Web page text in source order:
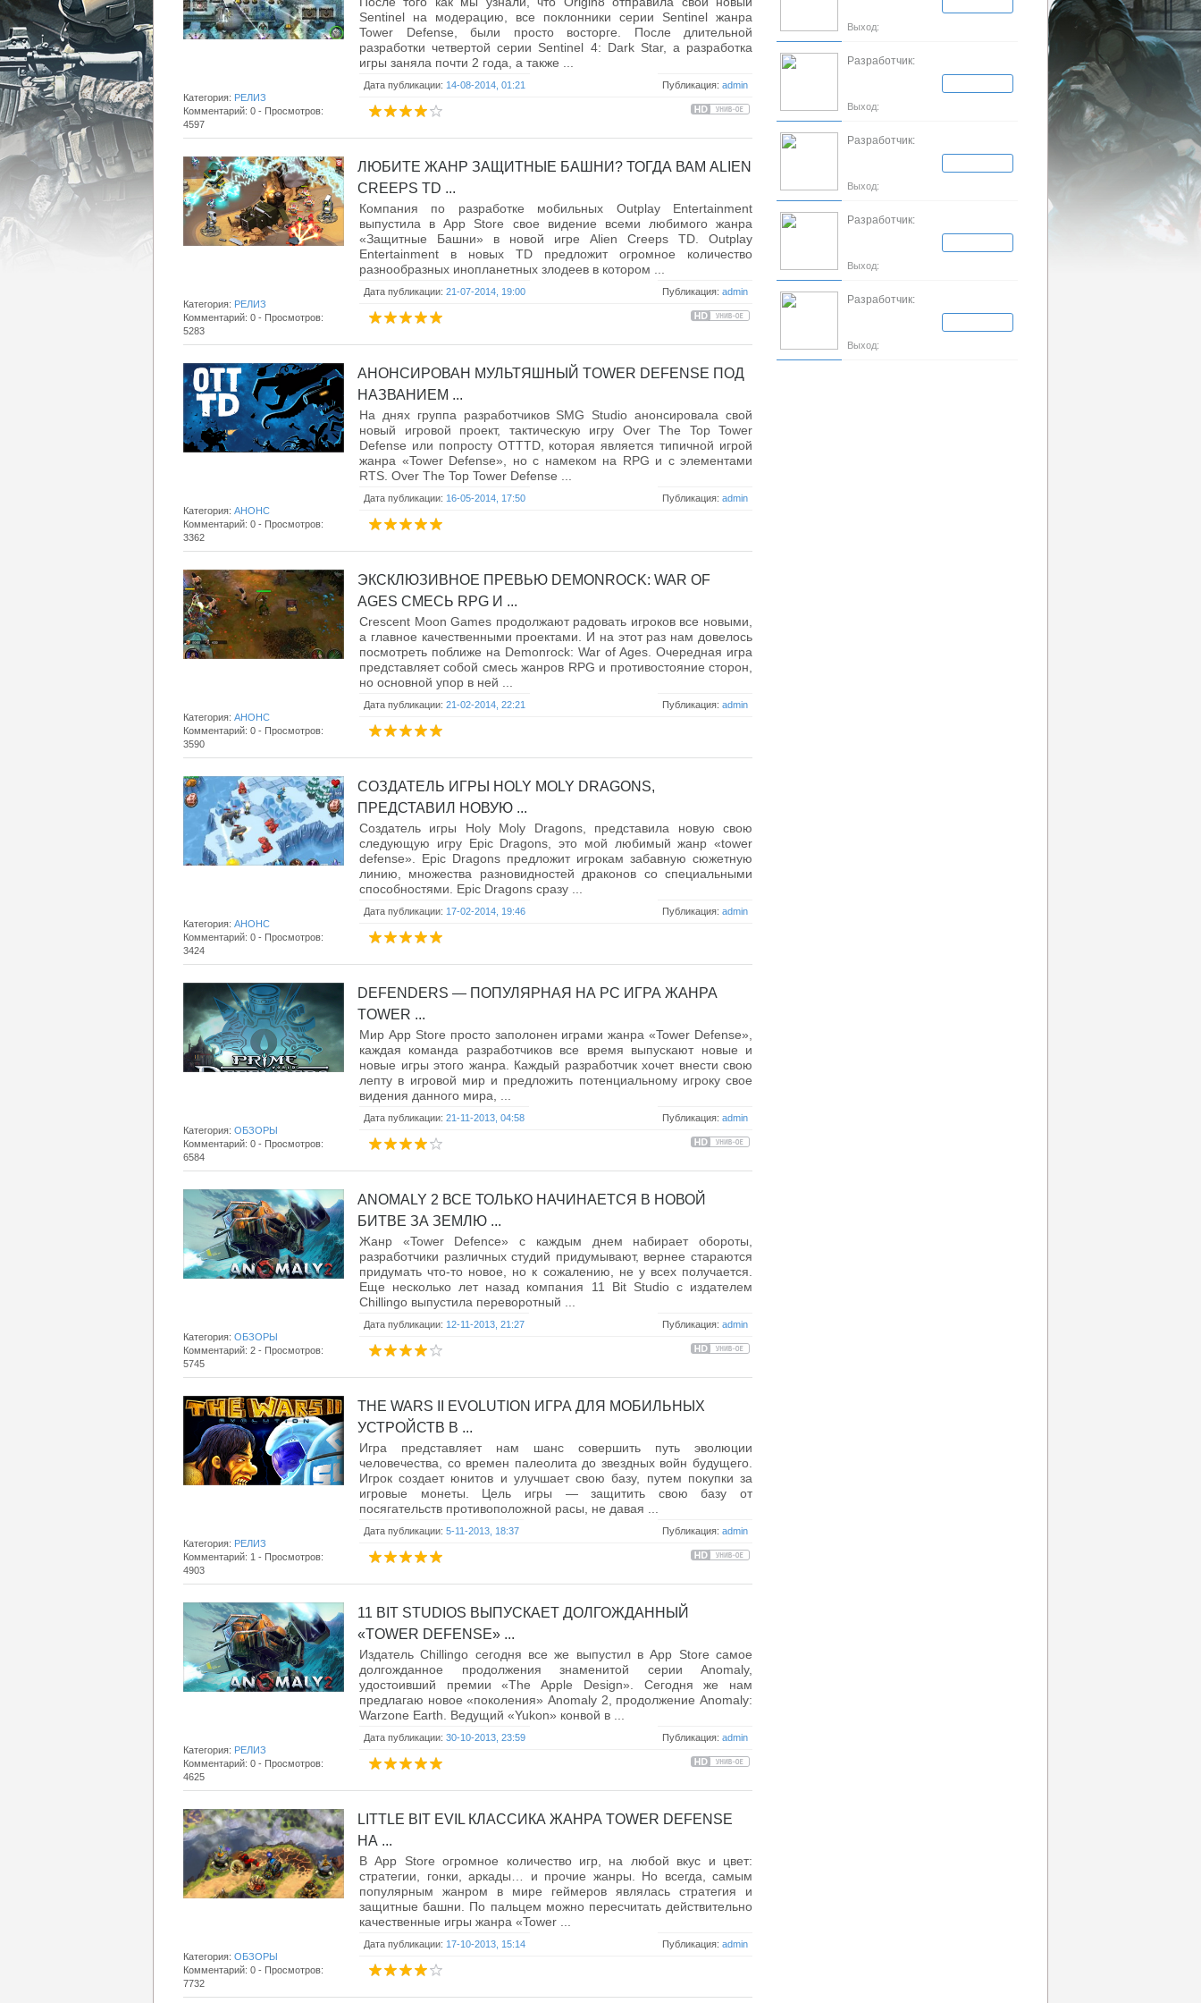
Sentinel на модерацию, все поклонники серии Sentinel жанра
Tower Defense, были просто восторге. После длительной
разработки четвертой серии Sentinel 4: Dark Star, а разработка
игры заняла почти 2 года, а также ...
Дата публикации: 14-08-2014, 01:21 Публикация: admin
Категория: РЕЛИЗ
Комментарий: 0 - Просмотров:
4597
ЛЮБИТЕ ЖАНР ЗАЩИТНЫЕ БАШНИ? ТОГДА ВАМ ALIEN
CREEPS TD ...
Компания по разработке мобильных Outplay Entertainment
выпустила в App Store свое видение всеми любимого жанра
«Защитные Башни» в новой игре Alien Creeps TD. Outplay
Entertainment в новых TD предложит огромное количество
разнообразных инопланетных злодеев в котором ...
Дата публикации: 21-07-2014, 19:00 Публикация: admin
Категория: РЕЛИЗ
Комментарий: 0 - Просмотров:
5283
АНОНСИРОВАН МУЛЬТЯШНЫЙ TOWER DEFENSE ПОД
НАЗВАНИЕМ ...
На днях группа разработчиков SMG Studio анонсировала свой
новый игровой проект, тактическую игру Over The Top Tower
Defense или попросту OTTTD, которая является типичной игрой
жанра «Tower Defense», но с намеком на RPG и с элементами
RTS. Over The Top Tower Defense ...
Дата публикации: 16-05-2014, 17:50 Публикация: admin
Категория: АНОНС
Комментарий: 0 - Просмотров:
3362
ЭКСКЛЮЗИВНОЕ ПРЕВЬЮ DEMONROCK: WAR OF
AGES СМЕСЬ RPG И ...
Crescent Moon Games продолжают радовать игроков все новыми,
а главное качественными проектами. И на этот раз нам довелось
посмотреть поближе на Demonrock: War of Ages. Очередная игра
представляет собой смесь жанров RPG и противостояние сторон,
но основной упор в ней ...
Дата публикации: 21-02-2014, 22:21 Публикация: admin
Категория: АНОНС
Комментарий: 0 - Просмотров:
3590
СОЗДАТЕЛЬ ИГРЫ HOLY MOLY DRAGONS,
ПРЕДСТАВИЛ НОВУЮ ...
Создатель игры Holy Moly Dragons, представила новую свою
следующую игру Epic Dragons, это мой любимый жанр «tower
defense». Epic Dragons предложит игрокам забавную сюжетную
линию, множества разновидностей драконов со специальными
способностями. Epic Dragons сразу ...
Дата публикации: 17-02-2014, 19:46 Публикация: admin
Категория: АНОНС
Комментарий: 0 - Просмотров:
3424
DEFENDERS ― ПОПУЛЯРНАЯ НА PC ИГРА ЖАНРА
TOWER ...
Мир App Store просто заполонен играми жанра «Tower Defense»,
каждая команда разработчиков все время выпускают новые и
новые игры этого жанра. Каждый разработчик хочет внести свою
лепту в игровой мир и предложить потенциальному игроку свое
видения данного мира, ...
Дата публикации: 21-11-2013, 04:58 Публикация: admin
Категория: ОБЗОРЫ
Комментарий: 0 - Просмотров:
6584
ANOMALY 2 ВСЕ ТОЛЬКО НАЧИНАЕТСЯ В НОВОЙ
БИТВЕ ЗА ЗЕМЛЮ ...
Жанр «Tower Defence» с каждым днем набирает обороты,
разработчики различных студий придумывают, вернее стараются
придумать что-то новое, но к сожалению, не у всех получается.
Еще несколько лет назад компания 11 Bit Studio с издателем
Chillingo выпустила переворотный ...
Дата публикации: 12-11-2013, 21:27 Публикация: admin
Категория: ОБЗОРЫ
Комментарий: 2 - Просмотров:
5745
THE WARS II EVOLUTION ИГРА ДЛЯ МОБИЛЬНЫХ
УСТРОЙСТВ В ...
Игра представляет нам шанс совершить путь эволюции
человечества, со времен палеолита до звездных войн будущего.
Игрок создает юнитов и улучшает свою базу, путем покупки за
игровые монеты. Цель игры — защитить свою базу от
посягательств противоположной расы, не давая ...
Дата публикации: 5-11-2013, 18:37 Публикация: admin
Категория: РЕЛИЗ
Комментарий: 1 - Просмотров:
4903
11 BIT STUDIOS ВЫПУСКАЕТ ДОЛГОЖДАННЫЙ
«TOWER DEFENSE» ...
Издатель Chillingo сегодня все же выпустил в App Store самое
долгожданное продолжения знаменитой серии Anomaly,
удостоивший премии «The Apple Design». Сегодня же нам
предлагаю новое «поколения» Anomaly 2, продолжение Anomaly:
Warzone Earth. Ведущий «Yukon» конвой в ...
Дата публикации: 30-10-2013, 23:59 Публикация: admin
Категория: РЕЛИЗ
Комментарий: 0 - Просмотров:
4625
LITTLE BIT EVIL КЛАССИКА ЖАНРА TOWER DEFENSE
НА ...
В App Store огромное количество игр, на любой вкус и цвет:
стратегии, гонки, аркады… и прочие жанры. Но всегда, самым
популярным жанром в мире геймеров являлась стратегия и
защитные башни. По пальцем можно пересчитать действительно
качественные игры жанра «Tower ...
Дата публикации: 17-10-2013, 15:14 Публикация: admin
Категория: ОБЗОРЫ
Комментарий: 0 - Просмотров:
7732
Выход:
Разработчик:
Выход:
Разработчик:
Выход:
Разработчик:
Выход:
Разработчик:
Выход: